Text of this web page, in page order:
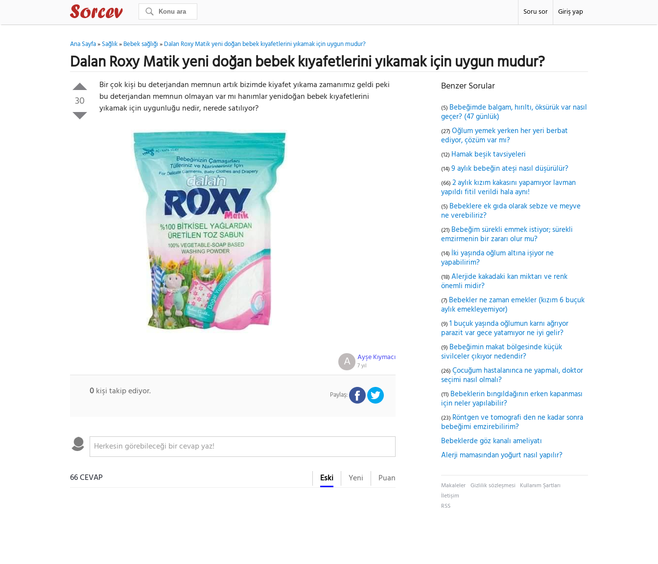
Giriş yap
Soru sor
Ana Sayfa»Sağlık»Bebek sağlığı»Dalan Roxy Matik yeni doğan bebek kıyafetlerini yıkamak için uygun mudur?
Dalan Roxy Matik yeni doğan bebek kıyafetlerini yıkamak için uygun mudur?
30
Bir çok kişi bu deterjandan memnun artık bizimde kiyafet yıkama zamanımız geldi peki
bu deterjandan memnun olmayan var mı hanımlar yenidoğan bebek kıyafetlerini
yıkamak için uygunluğu nedir, nerede satılıyor?
Ayşe Kıymacı
7 yıl
A
0kişi takip ediyor. Paylaş:
66 CEVAP Eski Yeni Puan
Benzer Sorular
(5) Bebeğimde balgam, hırıltı, öksürük var nasıl
geçer? (47 günlük)
(27) Oğlum yemek yerken her yeri berbat
ediyor, çözüm var mı?
(12) Hamak beşik tavsiyeleri
(14) 9 aylık bebeğin ateşi nasıl düşürülür?
(66) 2 aylık kızım kakasını yapamıyor lavman
yapıldı fitil verildi hala aynı!
(5) Bebeklere ek gıda olarak sebze ve meyve
ne verebiliriz?
(21) Bebeğim sürekli emmek istiyor; sürekli
emzirmenin bir zararı olur mu?
(14) İki yaşında oğlum altına işiyor ne
yapabilirim?
(18) Alerjide kakadaki kan miktarı ve renk
önemli midir?
(7) Bebekler ne zaman emekler (kızım 6 buçuk
aylık emekleyemiyor)
(9) 1 buçuk yaşında oğlumun karnı ağrıyor
parazit var gece yatamıyor ne iyi gelir?
(9) Bebeğimin makat bölgesinde küçük
sivilceler çıkıyor nedendir?
(26) Çocuğum hastalanınca ne yapmalı, doktor
seçimi nasıl olmalı?
(11) Bebeklerin bıngıldağının erken kapanması
için neler yapılabilir?
(23) Röntgen ve tomografi den ne kadar sonra
bebeğimi emzirebilirim?
Bebeklerde göz kanalı ameliyatı
Alerji mamasından yoğurt nasıl yapılır?
Makaleler Gizlilik sözleşmesi Kullanım Şartları
İletişim
RSS